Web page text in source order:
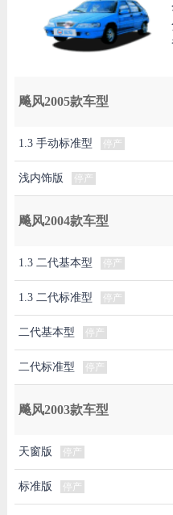
飚风2005款车型
1.3 手动标准型 停产
浅内饰版 停产
飚风2004款车型
1.3 二代基本型 停产
1.3 二代标准型 停产
二代基本型 停产
二代标准型 停产
飚风2003款车型
天窗版 停产
标准版 停产